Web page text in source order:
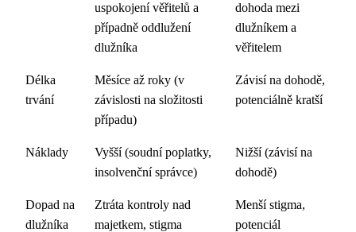
uspokojení věřitelů a
případně oddlužení
dlužníka
dohoda mezi
dlužníkem a
věřitelem
Délka
trvání
Měsíce až roky (v
závislosti na složitosti
případu)
Závisí na dohodě,
potenciálně kratší
Náklady
Vyšší (soudní poplatky,
insolvenční správce)
Nižší (závisí na
dohodě)
Dopad na
dlužníka
Ztráta kontroly nad
majetkem, stigma
Menší stigma,
potenciál